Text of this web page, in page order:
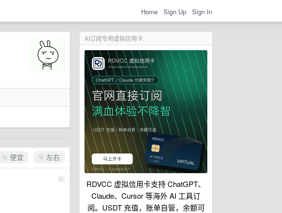
Home Sign Up Sign In
AI订阅专用虚拟信用卡
RDVCC 虚拟信用卡支持 ChatGPT、
Claude、Cursor 等海外 AI 工具订
阅。USDT 充值，账单自管，余额可
便宜 左右
1